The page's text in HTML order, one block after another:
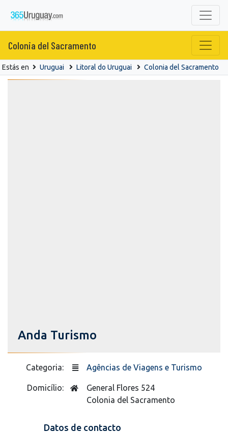
Colonia del Sacramento
Estás en Uruguai Litoral do Uruguai Colonia del Sacramento
Anda Turismo
Categoria: Agências de Viagens e Turismo
Domicílio:
General Flores 524
Colonia del Sacramento
Datos de contacto